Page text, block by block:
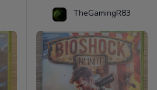
TheGamingR83